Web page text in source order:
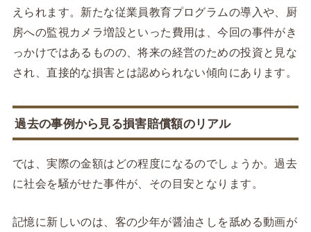
えられます。新たな従業員教育プログラムの導入や、厨
房への監視カメラ増設といった費用は、今回の事件がき
っかけではあるものの、将来の経営のための投資と見な
され、直接的な損害とは認められない傾向にあります。
過去の事例から見る損害賠償額のリアル
では、実際の金額はどの程度になるのでしょうか。過去
に社会を騒がせた事件が、その目安となります。
記憶に新しいのは、客の少年が醤油さしを舐める動画が